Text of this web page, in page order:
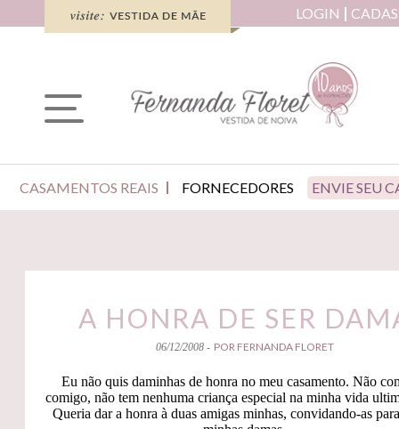
LOGIN
CASAMENTOS REAIS FORNECEDORES ENVIE SEU
A HONRA DE SER
06/12/2008 - POR FERNANDA FLORET
Eu não quis daminhas de honra no meu casamento. Não
comigo, não tem nenhuma criança especial na minha vida
Queria dar a honra à duas amigas minhas, convidando-as